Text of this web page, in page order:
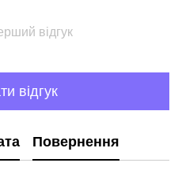
відгук
відгук
Повернення